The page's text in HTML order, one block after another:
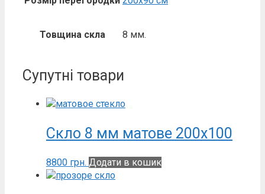
Товщина скла 8 мм.
Супутні товари
Скло 8 мм матове 200х100
8800 грн. Додати в кошик